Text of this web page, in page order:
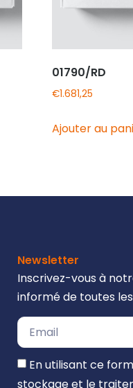
01790/RD
€1.681,25
Ajouter au
Newsletter
Inscrivez-vous à
informé de toutes
En utilisant ce
stockage et le